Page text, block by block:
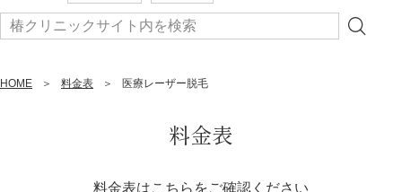
ご相談だけでも大歓迎
本当に必要な施術のみ提案
まずはご予約
簡単WEB予約
フォトフェイシャル インモードVリフト
HOME 料金表 医療レーザー脱毛
料金表
料金表はこちらをご確認ください